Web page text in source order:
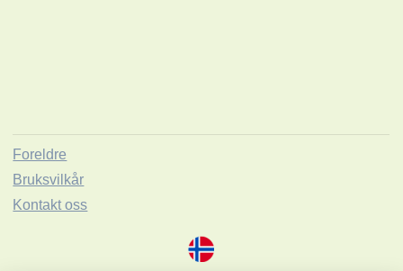
Foreldre
Bruksvilkår
Kontakt oss